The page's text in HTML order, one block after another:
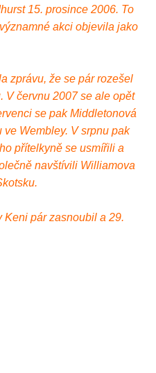
15. prosince 2006. To
akci objevila jako
zprávu, že se pár rozešel
V červnu 2007 se ale opět
se pak Middletonová
Wembley. V srpnu pak
přítelkyně se usmířili a
navštívili Williamova
Keni pár zasnoubil a 29.